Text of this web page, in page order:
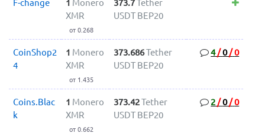
F-change 1 Monero
XMR
от 0.268
373.7Tether
USDT BEP20
CoinShop2
4
1 Monero
XMR
от 1.435
373.686Tether
USDT BEP20
4/0/0
Coins.Blac
k
1 Monero
XMR
от 0.662
373.42Tether
USDT BEP20
2 /0/0